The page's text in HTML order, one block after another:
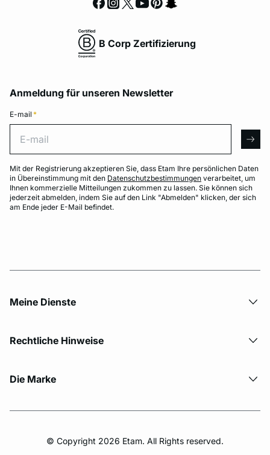
B Corp Zertifizierung
Anmeldung für unseren Newsletter
E-mail *
Mit der Registrierung akzeptieren Sie, dass Etam Ihre persönlichen Daten
in Übereinstimmung mit den Datenschutzbestimmungen verarbeitet, um
Ihnen kommerzielle Mitteilungen zukommen zu lassen. Sie können sich
jederzeit abmelden, indem Sie auf den Link "Abmelden" klicken, der sich
am Ende jeder E-Mail befindet.
Meine Dienste
Rechtliche Hinweise
Die Marke
© Copyright 2026 Etam. All Rights reserved.